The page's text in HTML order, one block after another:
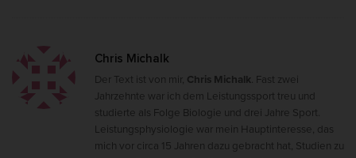
Chris Michalk
Der Text ist von mir, Chris Michalk. Fast zwei
Jahrzehnte war ich dem Leistungssport treu und
studierte als Folge Biologie und drei Jahre Sport.
Leistungsphysiologie war mein Hauptinteresse, das
mich vor circa 15 Jahren dazu gebracht hat, Studien zu